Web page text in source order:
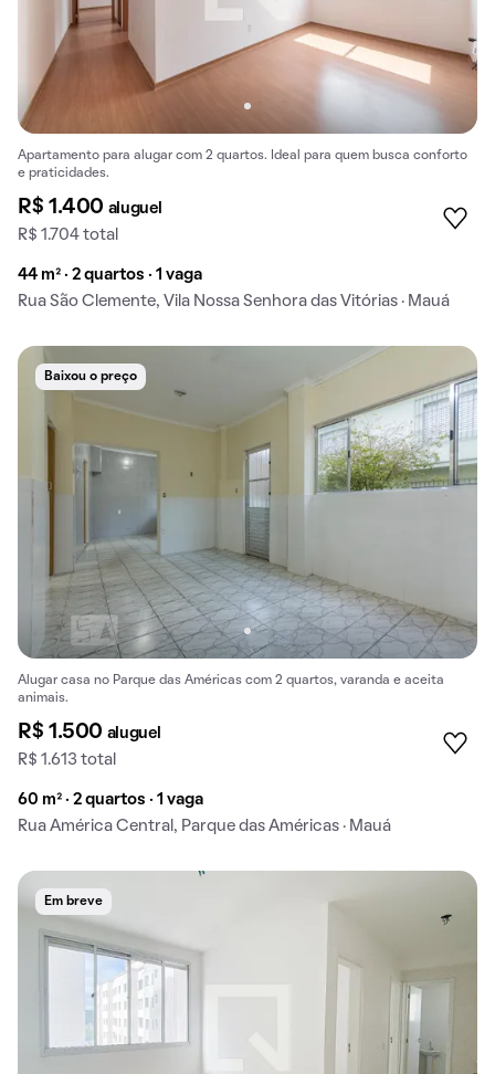
Apartamento para alugar com 2 quartos. Ideal para quem busca conforto
e praticidades.
R$ 1.400 aluguel
R$ 1.704 total
44 m² · 2 quartos · 1 vaga
Rua São Clemente, Vila Nossa Senhora das Vitórias · Mauá
Baixou o preço
Alugar casa no Parque das Américas com 2 quartos, varanda e aceita
animais.
R$ 1.500 aluguel
R$ 1.613 total
60 m² · 2 quartos · 1 vaga
Rua América Central, Parque das Américas · Mauá
Em breve